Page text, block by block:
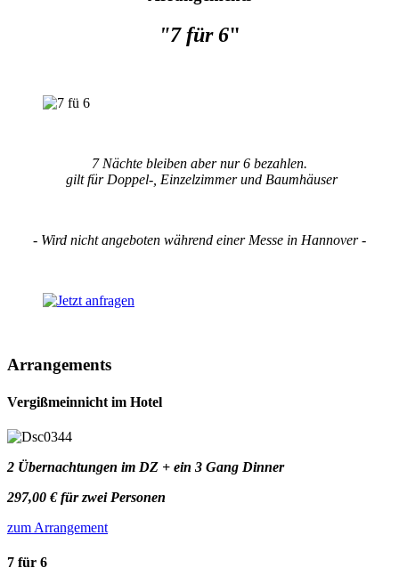
"7 für 6"
7 Nächte bleiben aber nur 6 bezahlen.
gilt für Doppel-, Einzelzimmer und Baumhäuser
- Wird nicht angeboten während einer Messe in Hannover -
Arrangements
Vergißmeinnicht im Hotel
2 Übernachtungen im DZ + ein 3 Gang Dinner
297,00 € für zwei Personen
zum Arrangement
7 für 6